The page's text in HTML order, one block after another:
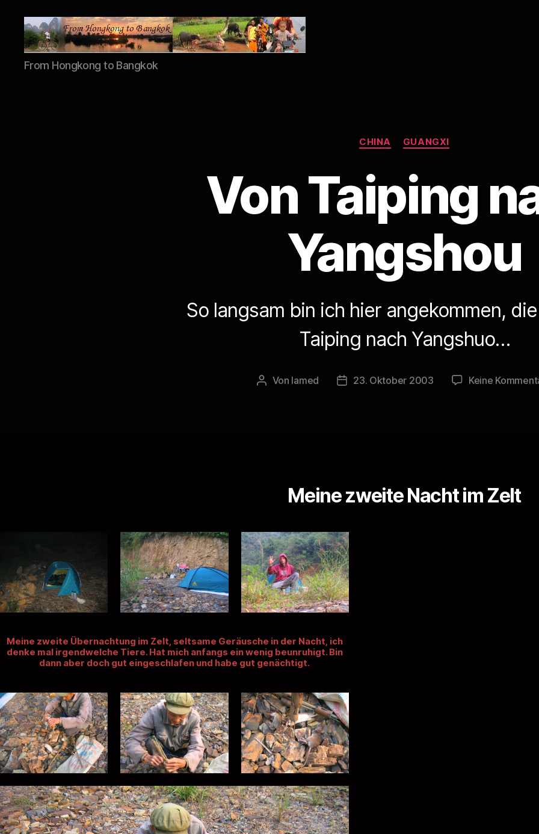
Asiacycle
From Hongkong to Bangkok
Kategorien
CHINA GUANGXI
Von Taiping
Yangshou
So langsam bin ich hier angekommen,
Taiping nach Yangshuo…
Beitragsautor
Von lamed Veröffentlichungsdatum
23. Oktober 2003 Keine
Meine zweite Nacht im Zelt
Meine zweite Übernachtung im Zelt, seltsame Geräusche in der Nacht, ich
denke mal irgendwelche Tiere. Hat mich anfangs ein wenig beunruhigt. Bin
dann aber doch gut eingeschlafen und habe gut genächtigt.